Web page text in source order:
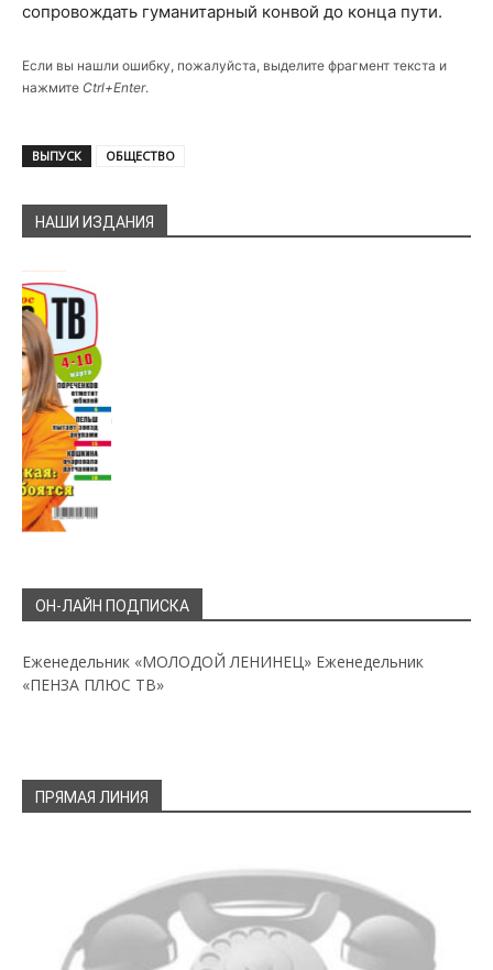
сопровождать гуманитарный конвой до конца пути.
Если вы нашли ошибку, пожалуйста, выделите фрагмент текста и
нажмите Ctrl+Enter.
ВЫПУСК ОБЩЕСТВО
НАШИ ИЗДАНИЯ
ОН-ЛАЙН ПОДПИСКА
Еженедельник «МОЛОДОЙ ЛЕНИНЕЦ» Еженедельник
«ПЕНЗА ПЛЮС ТВ»
ПРЯМАЯ ЛИНИЯ